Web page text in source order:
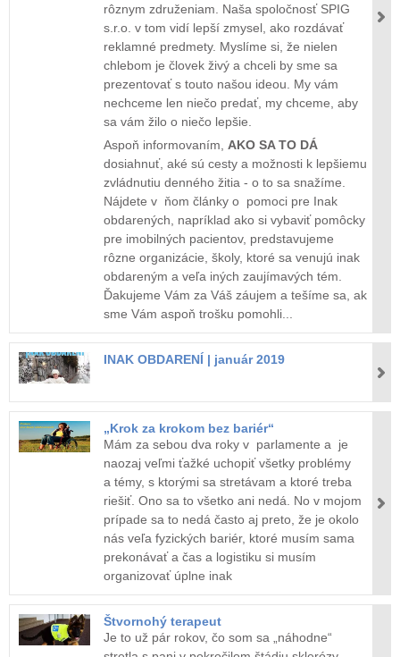
rôznym združeniam. Naša spoločnosť SPIG
s.r.o. v tom vidí lepší zmysel, ako rozdávať
reklamné predmety. Myslíme si, že nielen
chlebom je človek živý a chceli by sme sa
prezentovať s touto našou ideou. My vám
nechceme len niečo predať, my chceme, aby
sa vám žilo o niečo lepšie.
Aspoň informovaním, AKO SA TO DÁ
dosiahnuť, aké sú cesty a možnosti k lepšiemu
zvládnutiu denného žitia - o to sa snažíme.
Nájdete v ňom články o pomoci pre Inak
obdarených, napríklad ako si vybaviť pomôcky
pre imobilných pacientov, predstavujeme
rôzne organizácie, školy, ktoré sa venujú inak
obdareným a veľa iných zaujímavých tém.
Ďakujeme Vám za Váš záujem a tešíme sa, ak
sme Vám aspoň trošku pomohli...
INAK OBDARENÍ | január 2019
„Krok za krokom bez bariér“
Mám za sebou dva roky v parlamente a je
naozaj veľmi ťažké uchopiť všetky problémy
a témy, s ktorými sa stretávam a ktoré treba
riešiť. Ono sa to všetko ani nedá. No v mojom
prípade sa to nedá často aj preto, že je okolo
nás veľa fyzických bariér, ktoré musím sama
prekonávať a čas a logistiku si musím
organizovať úplne inak
Štvornohý terapeut
Je to už pár rokov, čo som sa „náhodne“